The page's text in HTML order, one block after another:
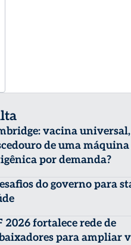
vacina
de uma máquina
por demanda?
do governo para
2026 fortalece rede de
para ampliar